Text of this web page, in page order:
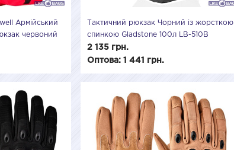
Армійський
червоний
Тактичний рюкзак Чорний із жорсткою
спинкою Gladstone 100л LB-510B
2 135 грн.
Оптова: 1 441 грн.